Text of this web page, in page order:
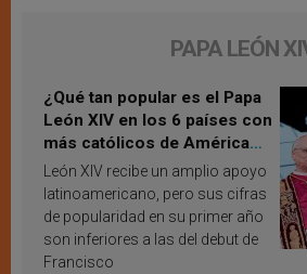
PAPA LEÓN
¿Qué tan popular es el Papa
León XIV en los 6 países con
más católicos de América
Latina en 2026? Publican
resultados de investigación
León XIV recibe un amplio apoyo
latinoamericano, pero sus cifras
de popularidad en su primer año
son inferiores a las del debut de
Francisco